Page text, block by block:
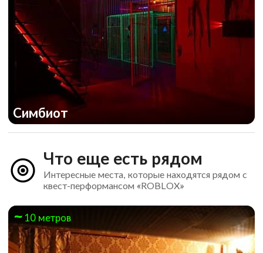
Симбиот
Что еще есть рядом
Интересные места, которые находятся рядом с
квест-перформансом «ROBLOX»
10 метров